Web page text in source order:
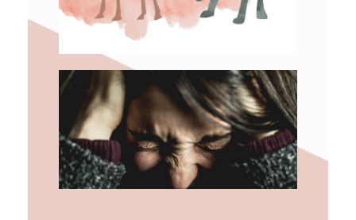
Eerdere Cursussen
BLOG